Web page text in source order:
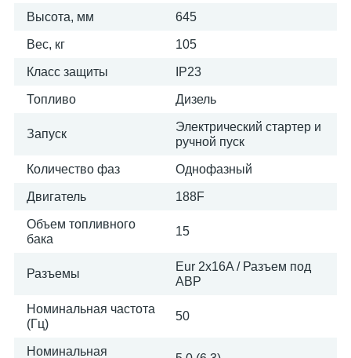
Высота, мм 645
Вес, кг 105
Класс защиты IP23
Топливо Дизель
Запуск
Электрический стартер и
ручной пуск
Количество фаз Однофазный
Двигатель 188F
Объем топливного
бака
15
Разъемы
Eur 2х16A / Разъем под
АВР
Номинальная частота
(Гц)
50
Номинальная